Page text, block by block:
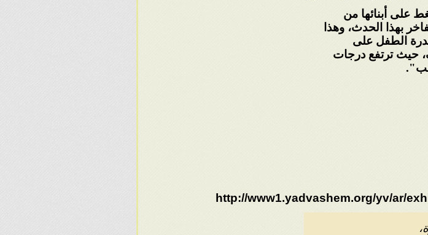
على أبنائها من
بهذا الحدث، وهذا
الطفل على
حيث ترتفع درجات
".
http://www1.yadvashem.org/yv/ar/